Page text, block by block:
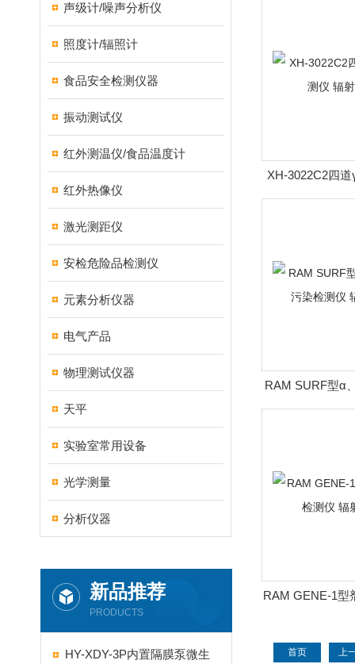
声级计/噪声分析仪
照度计/辐照计
食品安全检测仪器
振动测试仪
红外测温仪/食品温度计
红外热像仪
激光测距仪
安检危险品检测仪
元素分析仪器
电气产品
物理测试仪器
天平
实验室常用设备
光学测量
分析仪器
新品推荐
PRODUCTS
HY-XDY-3P内置隔膜泵微生
XH-3022C2四
辐射
RAM SURF型α
检测仪 辐
RAM GENE-1型
首页 上